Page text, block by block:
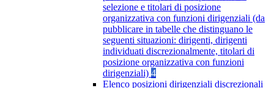
selezione e titolari di posizione
organizzativa con funzioni dirigenziali (da
pubblicare in tabelle che distinguano le
seguenti situazioni: dirigenti, dirigenti
individuati discrezionalmente, titolari di
posizione organizzativa con funzioni
dirigenziali) 4
Elenco posizioni dirigenziali discrezionali